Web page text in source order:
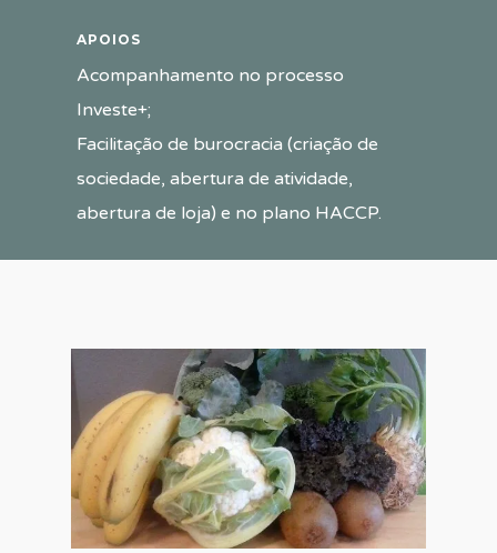
APOIOS
Acompanhamento no processo
Investe+;
Facilitação de burocracia (criação de
sociedade, abertura de atividade,
abertura de loja) e no plano HACCP.